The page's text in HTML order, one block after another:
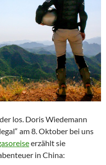
los. Doris Wiedemann
am 8. Oktober bei uns
erzählt sie
in China: